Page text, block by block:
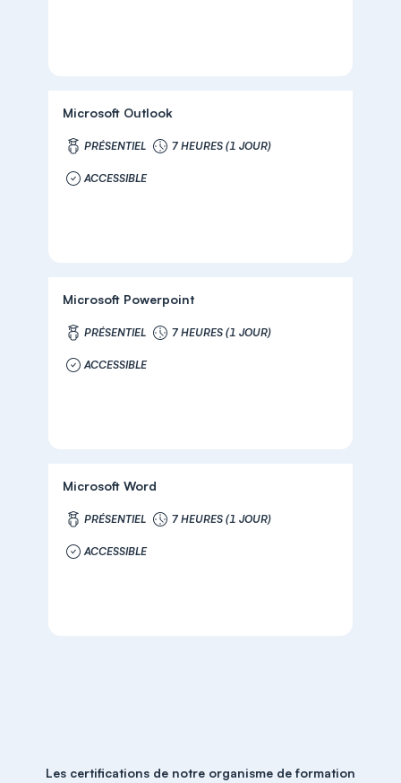
Microsoft Outlook
PRÉSENTIEL 7 HEURES (1 JOUR)
ACCESSIBLE
Microsoft Powerpoint
PRÉSENTIEL 7 HEURES (1 JOUR)
ACCESSIBLE
Microsoft Word
PRÉSENTIEL 7 HEURES (1 JOUR)
ACCESSIBLE
Les certifications de notre organisme de formation